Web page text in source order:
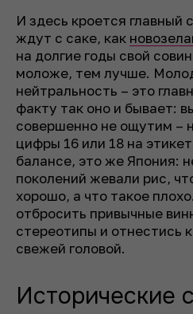
И здесь кроется главный
ждут с саке, как
на долгие годы свой
моложе, тем лучше.
нейтральность – это
факту так оно и бывает:
совершенно не ощутим –
цифры 16 или 18 на
балансе, это же Япония:
поколений жевали рис,
хорошо, а что такое
отбросить привычные
стереотипы и отнестись
свежей головой.
Исторические